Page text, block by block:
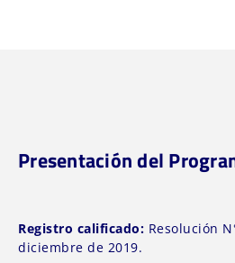
Presentación del
Registro calificado: Resolución
diciembre de 2019.